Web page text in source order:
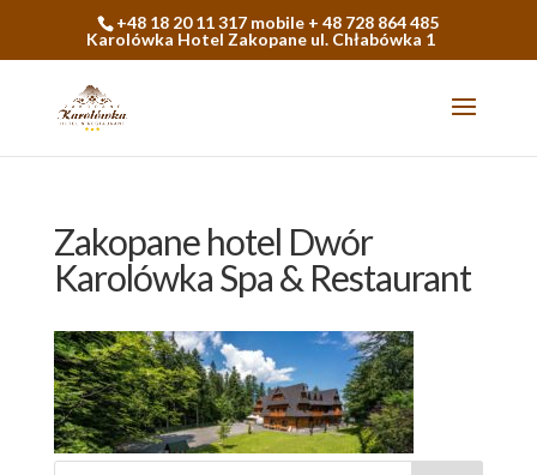
+48 18 20 11 317 mobile + 48 728 864 485
Karolówka Hotel Zakopane ul. Chłabówka 1
Zakopane hotel Dwór
Karolówka Spa & Restaurant